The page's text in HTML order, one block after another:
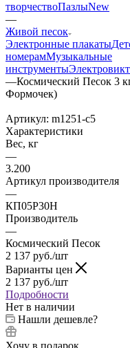
творчествоПазлыNew
—
Живой песок
Электронные плакаты
номерамМузыкальные
инструменты
—Космический Песок 3
Формочек)
Артикул: m1251-c5
Характеристики
Вес, кг
—
3.200
Артикул производителя
—
КП05Р30Н
Производитель
—
Космический Песок
2 137 руб./шт
Варианты цен
2 137 руб./шт
Подробности
Нет в наличии
Нашли дешевле?
Хочу в подарок